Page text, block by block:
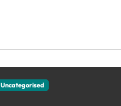
Uncategorised